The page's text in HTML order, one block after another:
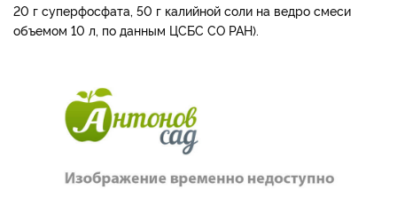
20 г суперфосфата, 50 г калийной соли на ведро смеси
объемом 10 л, по данным ЦСБС СО РАН).